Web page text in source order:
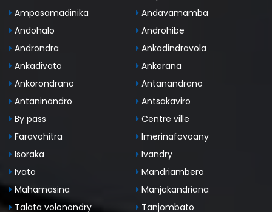
Ampasamadinika
Andavamamba
Andohalo
Androhibe
Androndra
Ankadindravola
Ankadivato
Ankerana
Ankorondrano
Antanandrano
Antaninandro
Antsakaviro
By pass
Centre ville
Faravohitra
Imerinafovoany
Isoraka
Ivandry
Ivato
Mandriambero
Mahamasina
Manjakandriana
Talata volonondry
Tanjombato